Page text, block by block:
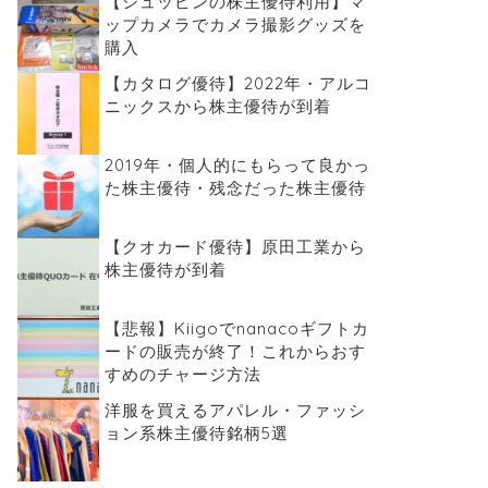
ップカメラでカメラ撮影グッズを
購入
【カタログ優待】2022年・アルコ
ニックスから株主優待が到着
2019年・個人的にもらって良かっ
た株主優待・残念だった株主優待
【クオカード優待】原田工業から
株主優待が到着
【悲報】Kiigoでnanacoギフトカ
ードの販売が終了！これからおす
すめのチャージ方法
洋服を買えるアパレル・ファッシ
ョン系株主優待銘柄5選